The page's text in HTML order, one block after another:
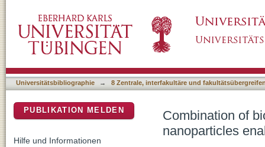
probe quantification
Universitätsbibliographie → 8 Zentrale, interfakultäre und
Combination of
nanoparticles
PUBLIKATION MELDEN
Hilfe und Informationen